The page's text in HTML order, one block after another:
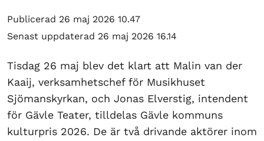
Publicerad 26 maj 2026 10.47
Senast uppdaterad 26 maj 2026 16.14
Tisdag 26 maj blev det klart att Malin van der
Kaaij, verksamhetschef för Musikhuset
Sjömanskyrkan, och Jonas Elverstig, intendent
för Gävle Teater, tilldelas Gävle kommuns
kulturpris 2026. De är två drivande aktörer inom